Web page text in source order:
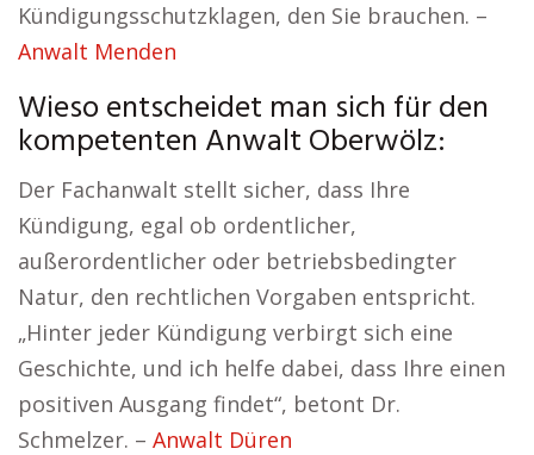
Kündigungsschutzklagen, den Sie brauchen. –
Anwalt Menden
Wieso entscheidet man sich für den
kompetenten Anwalt Oberwölz:
Der Fachanwalt stellt sicher, dass Ihre
Kündigung, egal ob ordentlicher,
außerordentlicher oder betriebsbedingter
Natur, den rechtlichen Vorgaben entspricht.
„Hinter jeder Kündigung verbirgt sich eine
Geschichte, und ich helfe dabei, dass Ihre einen
positiven Ausgang findet“, betont Dr.
Schmelzer. – Anwalt Düren